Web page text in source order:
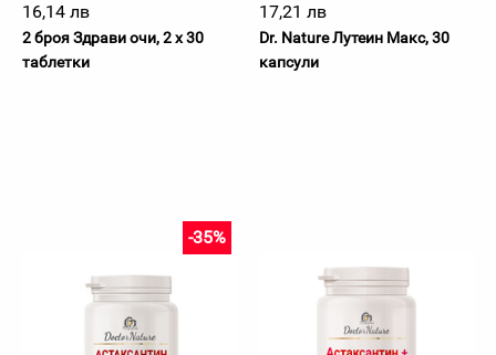
16,14 лв
2 броя Здрави очи, 2 х 30
таблетки
17,21 лв
Dr. Nature Лутеин Макс, 30
капсули
-35%